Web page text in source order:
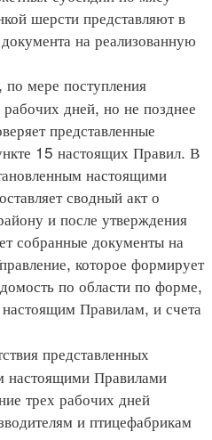
шерсти представляют в
на реализованную
мере поступления
дней, но не позднее
представленные
15 настоящих Правил. В
настоящими
сводный акт о
и после утверждения
собранные документы на
которое формирует
по области по форме,
Правилам, и счета
представленных
настоящими Правилами
трех рабочих дней
и птицефабрикам